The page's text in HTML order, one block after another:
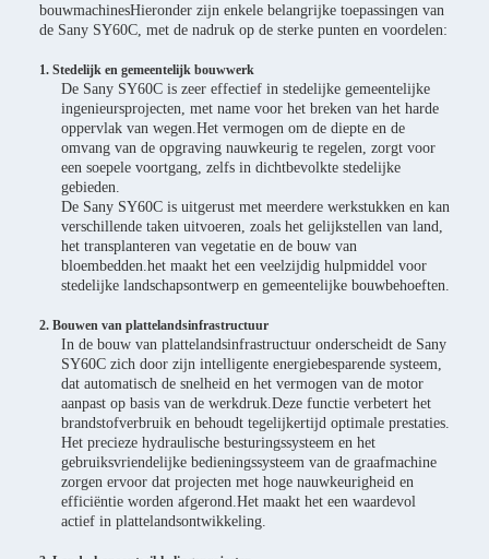
bouwmachinesHieronder zijn enkele belangrijke toepassingen van
de Sany SY60C, met de nadruk op de sterke punten en voordelen:
1. Stedelijk en gemeentelijk bouwwerk
De Sany SY60C is zeer effectief in stedelijke gemeentelijke
ingenieursprojecten, met name voor het breken van het harde
oppervlak van wegen.Het vermogen om de diepte en de
omvang van de opgraving nauwkeurig te regelen, zorgt voor
een soepele voortgang, zelfs in dichtbevolkte stedelijke
gebieden.
De Sany SY60C is uitgerust met meerdere werkstukken en kan
verschillende taken uitvoeren, zoals het gelijkstellen van land,
het transplanteren van vegetatie en de bouw van
bloembedden.het maakt het een veelzijdig hulpmiddel voor
stedelijke landschapsontwerp en gemeentelijke bouwbehoeften.
2. Bouwen van plattelandsinfrastructuur
In de bouw van plattelandsinfrastructuur onderscheidt de Sany
SY60C zich door zijn intelligente energiebesparende systeem,
dat automatisch de snelheid en het vermogen van de motor
aanpast op basis van de werkdruk.Deze functie verbetert het
brandstofverbruik en behoudt tegelijkertijd optimale prestaties.
Het precieze hydraulische besturingssysteem en het
gebruiksvriendelijke bedieningssysteem van de graafmachine
zorgen ervoor dat projecten met hoge nauwkeurigheid en
efficiëntie worden afgerond.Het maakt het een waardevol
actief in plattelandsontwikkeling.